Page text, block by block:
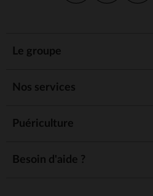
Le groupe
Nos services
Puériculture
Besoin d'aide ?